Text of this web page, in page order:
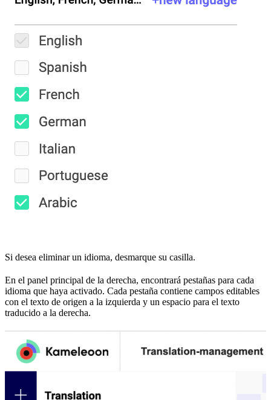
Si desea eliminar un idioma, desmarque su casilla.
En el panel principal de la derecha, encontrará pestañas para cada
idioma que haya activado. Cada pestaña contiene campos editables
con el texto de origen a la izquierda y un espacio para el texto
traducido a la derecha.